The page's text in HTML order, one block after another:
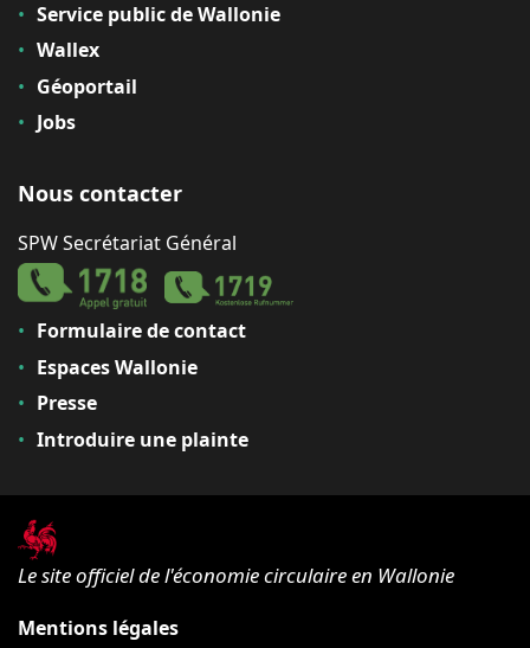
Service public de Wallonie
Wallex
Géoportail
Jobs
Nous contacter
SPW Secrétariat Général
Formulaire de contact
Espaces Wallonie
Presse
Introduire une plainte
Le site officiel de l'économie circulaire en Wallonie
Mentions légales